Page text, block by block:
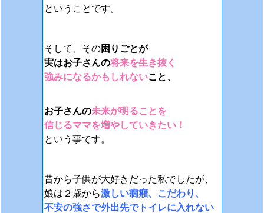
ということです。
そして、その困りごとが
実はお子さんの将来を生き抜く
強みになるかもしれないこと、
お子さんの未来が明ることを
信じるママを増やしていきたい！
という事です。
昔から子供が大好きだった私でしたが、
娘は２歳から激しい癇癪、こだわり、
不安の強さで外出先でトイレに入れない